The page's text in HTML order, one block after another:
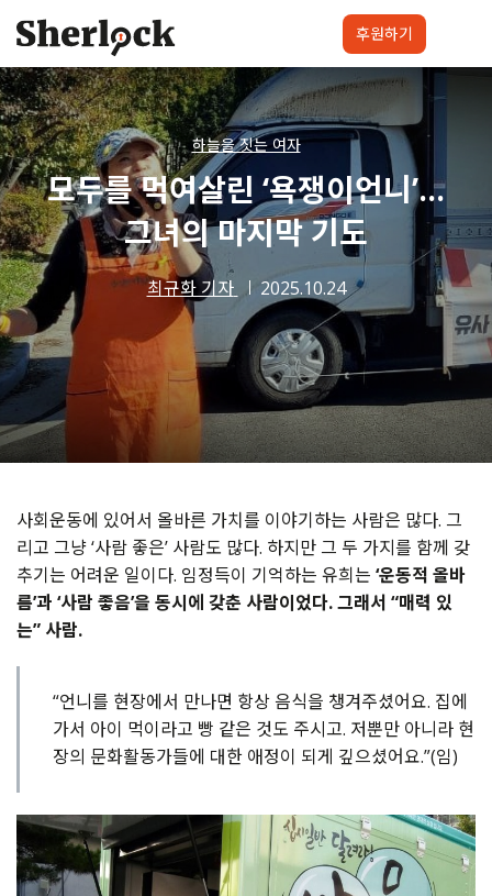
content
셜록요원 프로젝트 셜록클럽 후원하기
후원하기
하늘을 짓는 여자
모두를 먹여살린 ‘욕쟁이언니’…
그녀의 마지막 기도
최규화 기자 2025.10.24
사회운동에 있어서 올바른 가치를 이야기하는 사람은 많다. 그
리고 그냥 ‘사람 좋은’ 사람도 많다. 하지만 그 두 가지를 함께 갖
추기는 어려운 일이다. 임정득이 기억하는 유희는 ‘운동적 올바
름’과 ‘사람 좋음’을 동시에 갖춘 사람이었다. 그래서 “매력 있
는” 사람.
“언니를 현장에서 만나면 항상 음식을 챙겨주셨어요. 집에
가서 아이 먹이라고 빵 같은 것도 주시고. 저뿐만 아니라 현
장의 문화활동가들에 대한 애정이 되게 깊으셨어요.”(임)